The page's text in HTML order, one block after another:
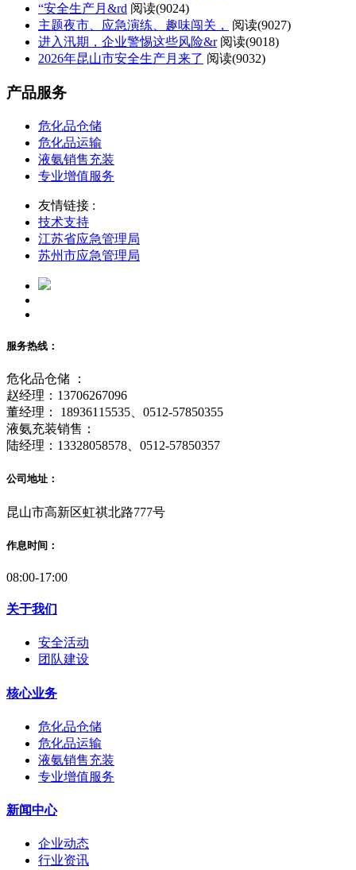
“安全生产月&rd 阅读(9024)
主题夜市、应急演练、趣味闯关，
阅读(9027)
进入汛期，企业警惕这些风险&r 阅读(9018)
2026年昆山市安全生产月来了 阅读(9032)
产品服务
危化品仓储
危化品运输
液氨销售充装
专业增值服务
友情链接 :
技术支持
江苏省应急管理局
苏州市应急管理局
服务热线：
危化品仓储 ：
赵经理：13706267096
董经理： 18936115535、0512-57850355
液氨充装销售：
陆经理：13328058578、0512-57850357
公司地址：
昆山市高新区虹祺北路777号
作息时间：
08:00-17:00
关于我们
安全活动
团队建设
核心业务
危化品仓储
危化品运输
液氨销售充装
专业增值服务
新闻中心
企业动态
行业资讯